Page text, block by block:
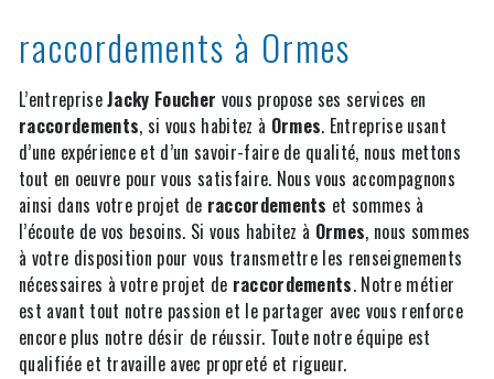
raccordements à Ormes
L’entrepriseJacky Foucher vous propose ses services en
raccordements, si vous habitez à Ormes. Entreprise usant
d’une expérience et d’un savoir-faire de qualité, nous mettons
tout en oeuvre pour vous satisfaire. Nous vous accompagnons
ainsi dans votre projet de raccordements et sommes à
l’écoute de vos besoins. Si vous habitez à Ormes, nous sommes
à votre disposition pour vous transmettre les renseignements
nécessaires à votre projet de raccordements. Notre métier
est avant tout notre passion et le partager avec vous renforce
encore plus notre désir de réussir. Toute notre équipe est
qualifiée et travaille avec propreté et rigueur.